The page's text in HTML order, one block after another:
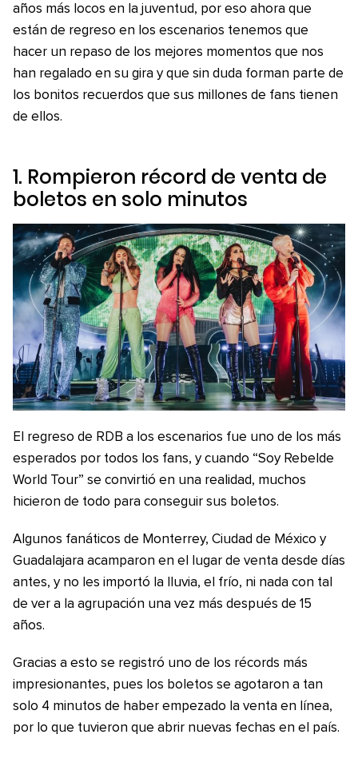
años más locos en la juventud, por eso ahora que
están de regreso en los escenarios tenemos que
hacer un repaso de los mejores momentos que nos
han regalado en su gira y que sin duda forman parte de
los bonitos recuerdos que sus millones de fans tienen
de ellos.
1. Rompieron récord de venta de
boletos en solo minutos
El regreso de RDB a los escenarios fue uno de los más
esperados por todos los fans, y cuando “Soy Rebelde
World Tour” se convirtió en una realidad, muchos
hicieron de todo para conseguir sus boletos.
Algunos fanáticos de Monterrey, Ciudad de México y
Guadalajara acamparon en el lugar de venta desde días
antes, y no les importó la lluvia, el frío, ni nada con tal
de ver a la agrupación una vez más después de 15
años.
Gracias a esto se registró uno de los récords más
impresionantes, pues los boletos se agotaron a tan
solo 4 minutos de haber empezado la venta en línea,
por lo que tuvieron que abrir nuevas fechas en el país.